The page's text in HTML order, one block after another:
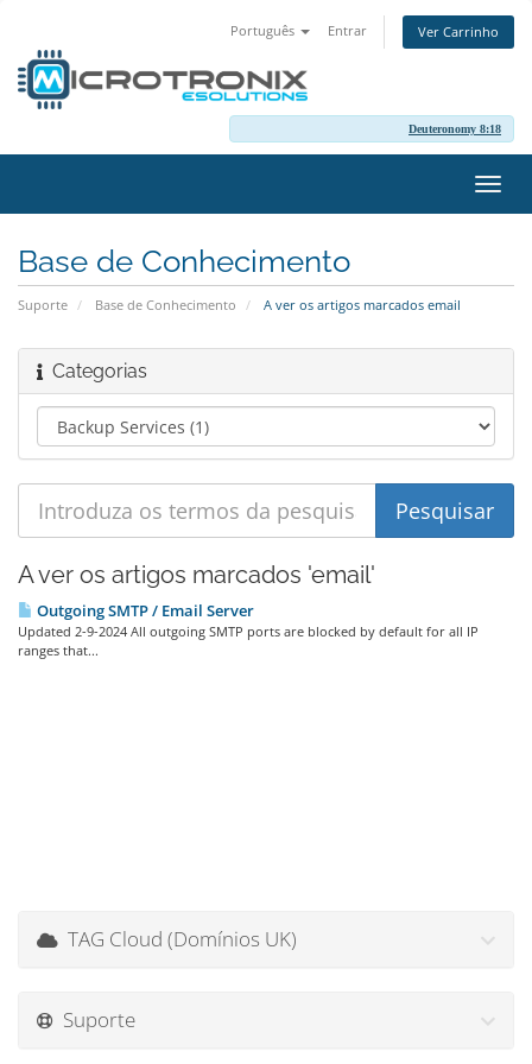
Português Entrar Ver Carrinho
Deuteronomy 8:18
Base de Conhecimento
Suporte Base de Conhecimento A ver os artigos marcados email
Categorias
A ver os artigos marcados 'email'
Outgoing SMTP / Email Server
Updated 2-9-2024 All outgoing SMTP ports are blocked by default for all IP
ranges that...
TAG Cloud (Domínios UK)
Suporte